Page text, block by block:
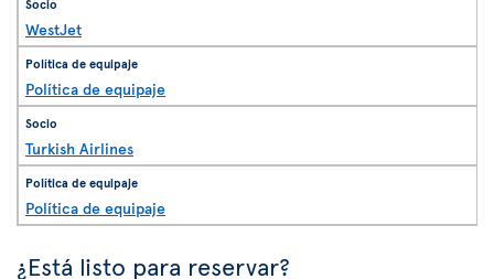
WestJet
Política de equipaje
Turkish Airlines
Política de equipaje
¿Está listo para reservar?